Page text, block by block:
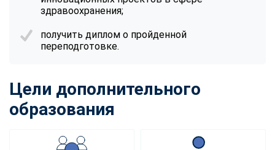
здравоохранения;
получить диплом о пройденной
переподготовке.
Цели дополнительного
образования